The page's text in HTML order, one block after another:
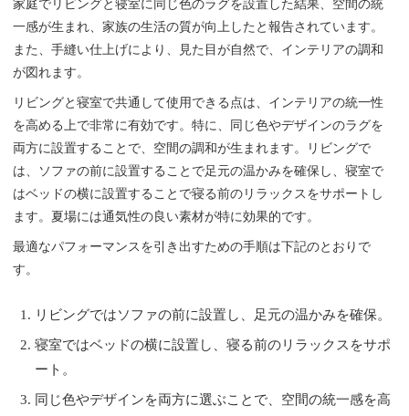
家庭でリビングと寝室に同じ色のラグを設置した結果、空間の統
一感が生まれ、家族の生活の質が向上したと報告されています。
また、手縫い仕上げにより、見た目が自然で、インテリアの調和
が図れます。
リビングと寝室で共通して使用できる点は、インテリアの統一性
を高める上で非常に有効です。特に、同じ色やデザインのラグを
両方に設置することで、空間の調和が生まれます。リビングで
は、ソファの前に設置することで足元の温かみを確保し、寝室で
はベッドの横に設置することで寝る前のリラックスをサポートし
ます。夏場には通気性の良い素材が特に効果的です。
最適なパフォーマンスを引き出すための手順は下記のとおりで
す。
リビングではソファの前に設置し、足元の温かみを確保。
寝室ではベッドの横に設置し、寝る前のリラックスをサポ
ート。
同じ色やデザインを両方に選ぶことで、空間の統一感を高